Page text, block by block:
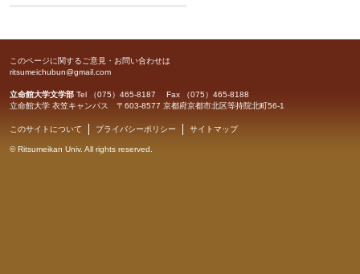
このページに関するご意見・お問い合わせは
ritsumeichubun@gmail.com
立命館大学文学部 Tel （075）465-8187 Fax （075）465-8188
立命館大学 衣笠キャンパス 〒603-8577 京都府京都市北区等持院北町56-1
このサイトについて プライバシーポリシー サイトマップ
©Ritsumeikan Univ. All rights reserved.